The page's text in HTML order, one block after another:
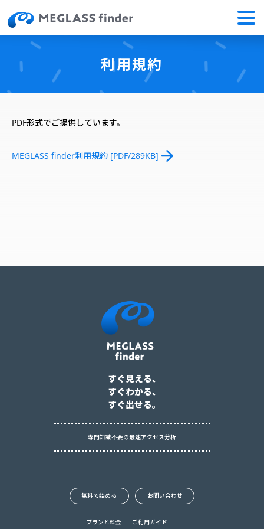
利用規約
PDF形式でご提供しています。
MEGLASS finder利用規約 [PDF/289KB]
すぐ見える、
すぐわかる、
すぐ出せる。
専門知識不要の最速アクセス分析
無料で始める お問い合わせ
プランと料金 ご利用ガイド